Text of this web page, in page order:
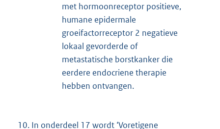
met hormoonreceptor positieve,
humane epidermale
groeifactorreceptor 2 negatieve
lokaal gevorderde of
metastatische borstkanker die
eerdere endocriene therapie
hebben ontvangen.
10. In onderdeel 17 wordt ‘Voretigene